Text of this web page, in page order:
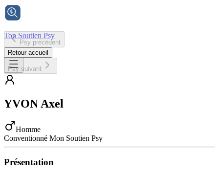
Ton Soutien Psy
Accueil
Psy précédent
Retour accueil
Psy suivant
YVON Axel
Homme
Conventionné Mon Soutien Psy
Présentation